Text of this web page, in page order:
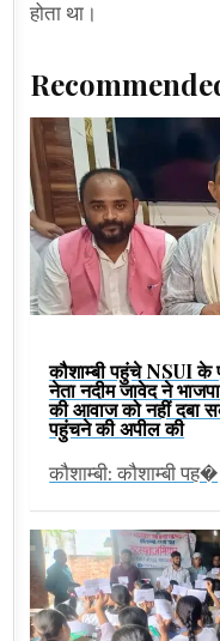
होता था।
कौशाम्बी पहुंचे NSUI के
नेता नदीम जावेद ने
की आवाज को नहीं दबा
पहुंचने की अपील की
कौशाम्बी: कौशाम्बी पह�